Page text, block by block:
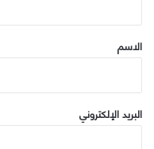
*
الاسم
البريد الإلكتروني